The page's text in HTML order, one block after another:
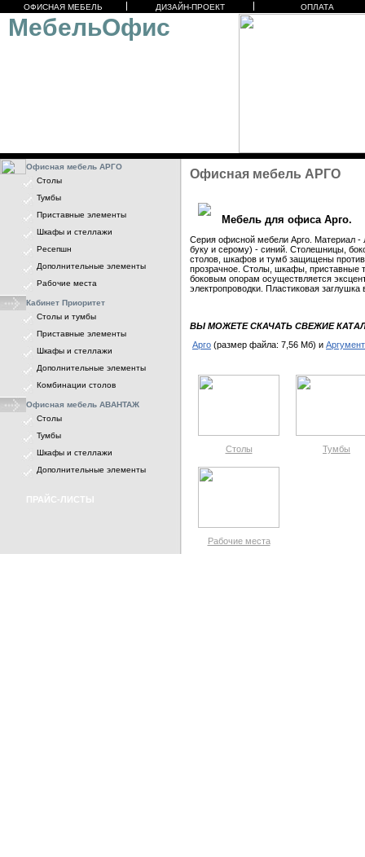
ОФИСНАЯ МЕБЕЛЬ ДИЗАЙН-ПРОЕКТ ОПЛАТА
МебельОфис
Офисная мебель АРГО
Столы
Тумбы
Приставные элементы
Шкафы и стеллажи
Ресепшн
Дополнительные элементы
Рабочие места
Кабинет Приоритет
Столы и тумбы
Приставные элементы
Шкафы и стеллажи
Дополнительные элементы
Комбинации столов
Офисная мебель АВАНТАЖ
Столы
Тумбы
Шкафы и стеллажи
Дополнительные элементы
ПРАЙС-ЛИСТЫ
Офисная мебель АРГО
Мебель для офиса Арго.
Серия офисной мебели Арго. Материал -
буку и серому) - синий. Столешницы,
столов, шкафов и тумб защищены
прозрачное. Столы, шкафы, приставные
боковым опорам осуществляется
электропроводки. Пластиковая заглушка
ВЫ МОЖЕТЕ СКАЧАТЬ СВЕЖИЕ
Арго (размер файла: 7,56 Мб) и Аргумент
Столы Тумбы
Рабочие места